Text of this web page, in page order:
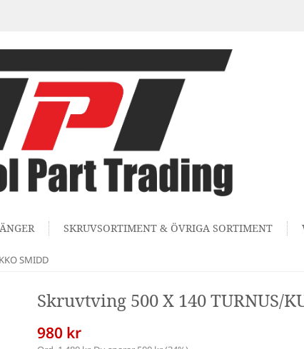
SKRUVSORTIMENT & ÖVRIGA SORTIMENT
SMIDD
Skruvtving 500 X 140 TURNUS/
980 kr